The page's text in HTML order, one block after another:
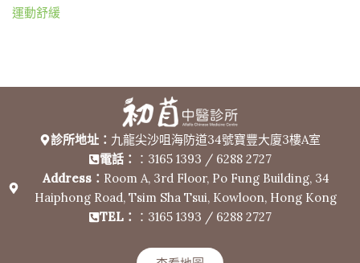
運動舒緩
診所地址： 九龍尖沙咀海防道34號寶豐大廈3樓A室
電話：
：3165 1393 / 6288 2727
Address： Room A, 3rd Floor, Po Fung Building, 34
Haiphong Road, Tsim Sha Tsui, Kowloon, Hong Kong
TEL：
：3165 1393 / 6288 2727